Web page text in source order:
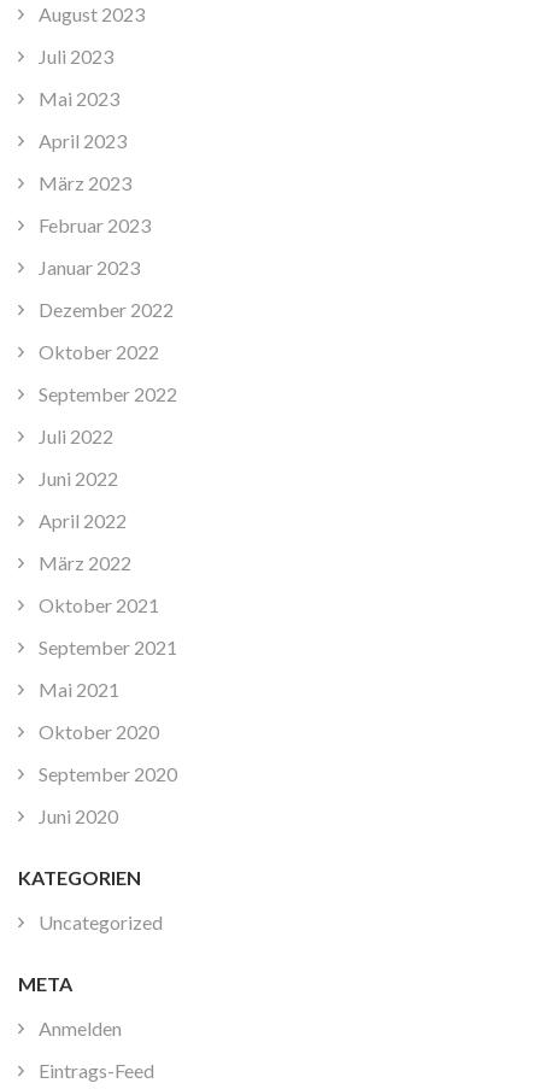
August 2023
Juli 2023
Mai 2023
April 2023
März 2023
Februar 2023
Januar 2023
Dezember 2022
Oktober 2022
September 2022
Juli 2022
Juni 2022
April 2022
März 2022
Oktober 2021
September 2021
Mai 2021
Oktober 2020
September 2020
Juni 2020
KATEGORIEN
Uncategorized
META
Anmelden
Eintrags-Feed